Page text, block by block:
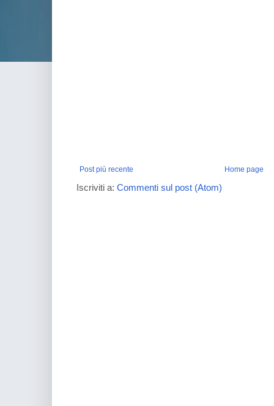
Post più recente Home page
Iscriviti a: Commenti sul post (Atom)